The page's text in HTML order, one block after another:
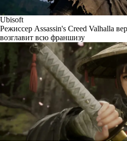
Ubisoft
Режиссер Assassin's Creed Valhalla
возглавит всю франшизу